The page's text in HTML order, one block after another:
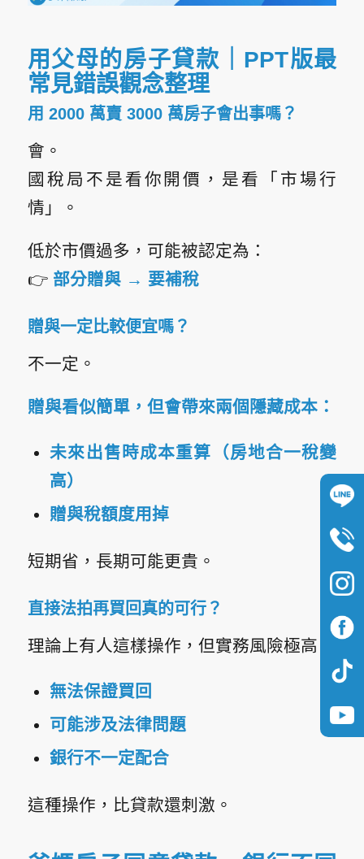
用父母的房子貸款｜PPT版最
常見錯誤觀念整理
用 2000 萬賣 3000 萬房子會出事嗎？
會。
國稅局不是看你開價，是看「市場行
情」。
低於市價過多，可能被認定為：
👉 部分贈與 → 要補稅
贈與一定比較便宜嗎？
不一定。
贈與看似簡單，但會帶來兩個隱藏成本：
未來出售時成本重算（房地合一稅變
高）
贈與稅額度用掉
短期省，長期可能更貴。
直接法拍再買回真的可行？
理論上有人這樣操作，但實務風險極高：
無法保證買回
可能涉及法律問題
銀行不一定配合
這種操作，比貸款還刺激。